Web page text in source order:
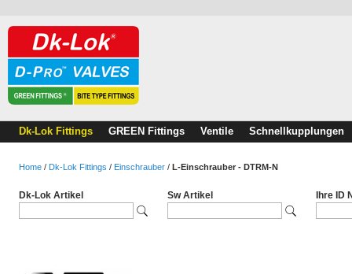
Dk-Lok Fittings GREEN Fittings Ventile Schnellkupplungen
Home / Dk-Lok Fittings / Einschrauber / L-Einschrauber - DTRM-N
Dk-Lok Artikel Sw Artikel Ihre ID